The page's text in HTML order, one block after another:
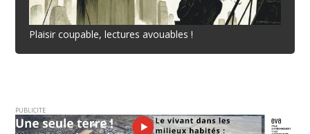
Plaisir coupable, lectures avouables !
PUBLICITE